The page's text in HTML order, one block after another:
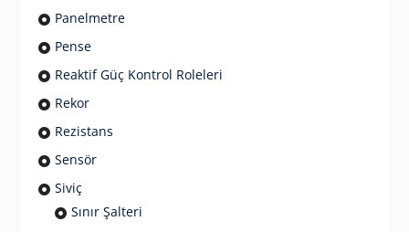
Panelmetre
Pense
Reaktif Güç Kontrol Roleleri
Rekor
Rezistans
Sensör
Siviç
Sınır Şalteri